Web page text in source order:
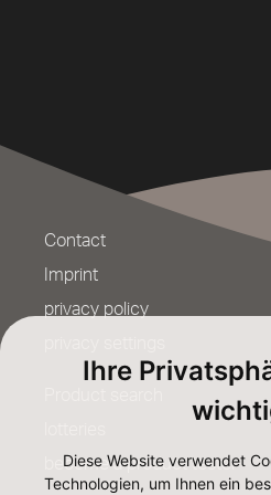
Ihre
Diese Website verwendet
Technologien, um Ihnen ein
Contact
Imprint
privacy policy
become a product tester